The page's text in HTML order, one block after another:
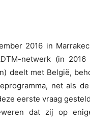
2016 in
netwerk (in
deelt met België,
net als
eerste vraag
dat zij op